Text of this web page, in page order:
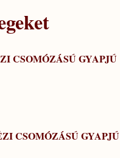
CSOMÓZÁSÚ GYAPJÚ
CSOMÓZÁSÚ GYAPJÚ